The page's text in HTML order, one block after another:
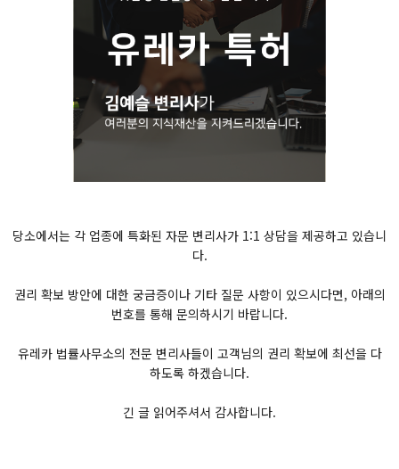
당소에서는 각 업종에 특화된 자문 변리사가 1:1 상담을 제공하고 있습니
다.
권리 확보 방안에 대한 궁금증이나 기타 질문 사항이 있으시다면, 아래의
번호를 통해 문의하시기 바랍니다.
유레카 법률사무소의 전문 변리사들이 고객님의 권리 확보에 최선을 다
하도록 하겠습니다.
긴 글 읽어주셔서 감사합니다.